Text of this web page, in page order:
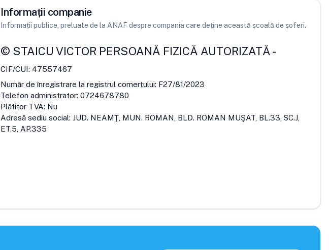
Informații companie
Informații publice, preluate de la ANAF despre compania care deține această școală de șoferi.
© STAICU VICTOR PERSOANĂ FIZICĂ AUTORIZATĂ-
CIF/CUI: 47557467
Număr de înregistrare la registrul comerțului: F27/81/2023
Telefon administrator: 0724678780
Plătitor TVA: Nu
Adresă sediu social: JUD. NEAMŢ, MUN. ROMAN, BLD. ROMAN MUŞAT, BL.33, SC.J,
ET.5, AP.335